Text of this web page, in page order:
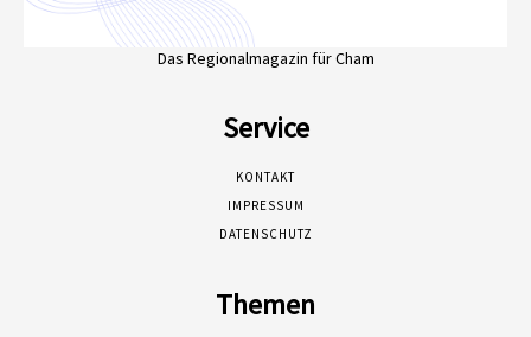
Das Regionalmagazin für Cham
Service
KONTAKT
IMPRESSUM
DATENSCHUTZ
Themen